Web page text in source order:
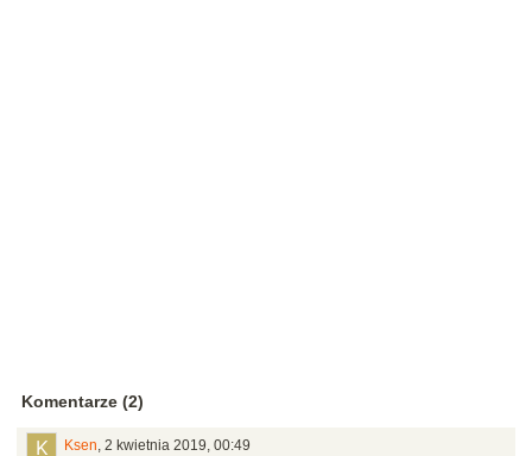
Komentarze (2)
Ksen, 2 kwietnia 2019, 00:49